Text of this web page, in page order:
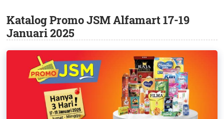
Katalog Promo JSM Alfamart 17-19
Januari 2025